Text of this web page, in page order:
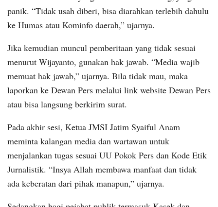
panik. “Tidak usah diberi, bisa diarahkan terlebih dahulu
ke Humas atau Kominfo daerah,” ujarnya.
Jika kemudian muncul pemberitaan yang tidak sesuai
menurut Wijayanto, gunakan hak jawab. “Media wajib
memuat hak jawab,” ujarnya. Bila tidak mau, maka
laporkan ke Dewan Pers melalui link website Dewan Pers
atau bisa langsung berkirim surat.
Pada akhir sesi, Ketua JMSI Jatim Syaiful Anam
meminta kalangan media dan wartawan untuk
menjalankan tugas sesuai UU Pokok Pers dan Kode Etik
Jurnalistik. “Insya Allah membawa manfaat dan tidak
ada keberatan dari pihak manapun,” ujarnya.